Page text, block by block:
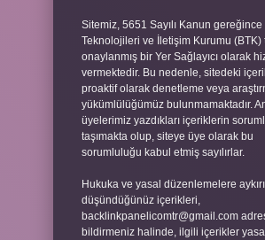
Sitemiz, 5651 Sayılı Kanun gereğince
Teknolojileri ve İletişim Kurumu (BTK)
onaylanmış bir Yer Sağlayıcı olarak
vermektedir. Bu nedenle, sitedeki
proaktif olarak denetleme veya
yükümlülüğümüz bulunmamaktadır.
üyelerimiz yazdıkları içeriklerin
taşımakta olup, siteye üye olarak bu
sorumluluğu kabul etmiş sayılırlar.
Hukuka ve yasal düzenlemelere
düşündüğünüz içerikleri,
backlinkpanelicomtr@gmail.com
bildirmeniz halinde, ilgili içerikler